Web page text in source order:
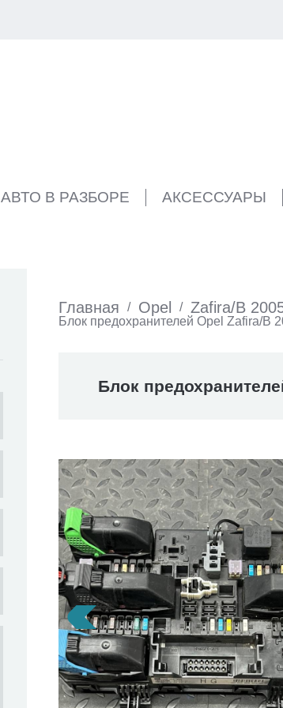
АВТО В РАЗБОРЕ АКСЕССУАРЫ
Главная / Opel / Zafira/B
Блок предохранителей Opel Zafira/B
Блок